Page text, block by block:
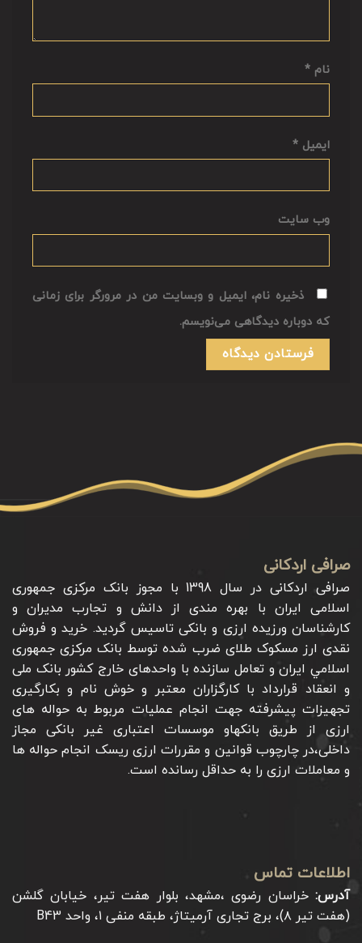
نام *
ایمیل *
وب‌ سایت
ذخیره نام، ایمیل و وبسایت من در مرورگر برای زمانی
که دوباره دیدگاهی می‌نویسم.
صرافی اردکانی
صرافی اردکانی در سال 1398 با مجوز بانک مرکزی جمهوری
اسلامی ایران با بهره مندی از دانش و تجارب مدیران و
کارشناسان ورزیده ارزی و بانکی تاسیس گردید. خرید و فروش
نقدی ارز مسکوک طلای ضرب شده توسط بانک مرکزی جمهوری
اسلامي ايران و تعامل سازنده با واحدهای خارج کشور بانک ملی
و انعقاد قرارداد با کارگزاران معتبر و خوش نام و بکارگیری
تجهیزات پیشرفته جهت انجام عملیات مربوط به حواله های
ارزی از طریق بانکهاو موسسات اعتباری غیر بانکی مجاز
داخلی،در چارچوب قوانین و مقررات ارزی ریسک انجام حواله ها
و معاملات ارزی را به حداقل رسانده است.
اطلاعات تماس
آدرس: خراسان رضوی ،مشهد، بلوار هفت تیر، خیابان گلشن
(هفت تیر ۸)، برج تجاری آرمیتاژ، طبقه منفی ۱، واحد B43